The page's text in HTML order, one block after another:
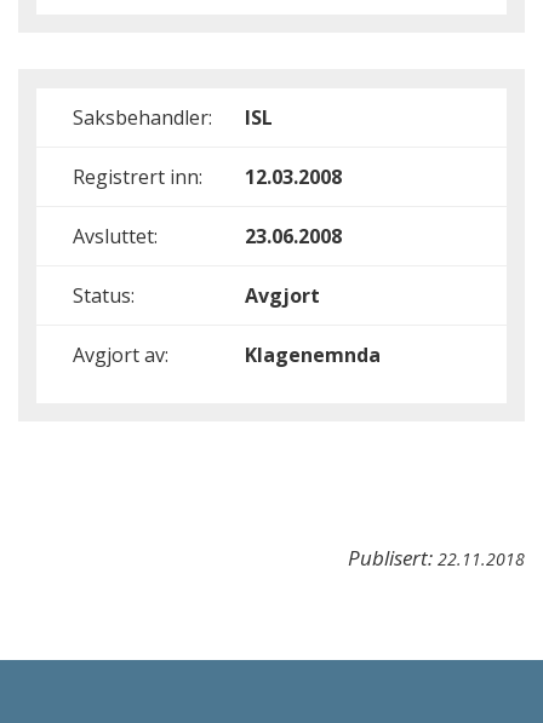
Saksbehandler: ISL
Registrert inn: 12.03.2008
Avsluttet: 23.06.2008
Status: Avgjort
Avgjort av: Klagenemnda
Publisert: 22.11.2018